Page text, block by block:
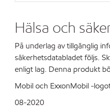
Hälsa och
På underlag av tillgänglig
säkerhetsdatabladet följs.
enligt lag. Denna produkt
Mobil och ExxonMobil -
08-2020